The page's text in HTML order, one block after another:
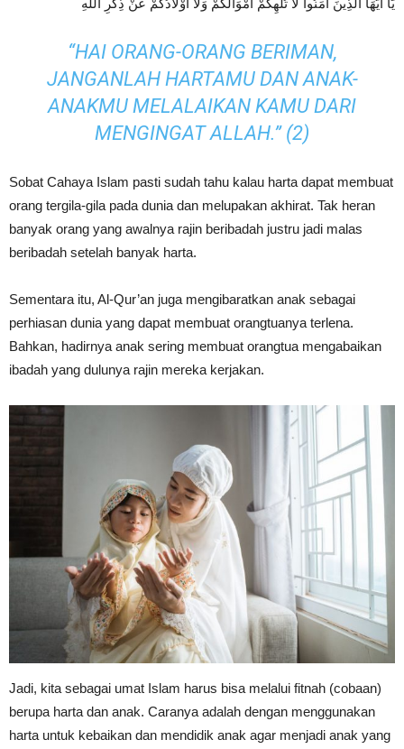
يَا أَيُّهَا الَّذِينَ آمَنُوا لَا تُلْهِكُمْ أَمْوَالُكُمْ وَلَا أَوْلَادُكُمْ عَنْ ذِكْرِ اللَّهِ
“HAI ORANG-ORANG BERIMAN,
JANGANLAH HARTAMU DAN ANAK-
ANAKMU MELALAIKAN KAMU DARI
MENGINGAT ALLAH.” (2)
Sobat Cahaya Islam pasti sudah tahu kalau harta dapat membuat
orang tergila-gila pada dunia dan melupakan akhirat. Tak heran
banyak orang yang awalnya rajin beribadah justru jadi malas
beribadah setelah banyak harta.
Sementara itu, Al-Qur’an juga mengibaratkan anak sebagai
perhiasan dunia yang dapat membuat orangtuanya terlena.
Bahkan, hadirnya anak sering membuat orangtua mengabaikan
ibadah yang dulunya rajin mereka kerjakan.
Jadi, kita sebagai umat Islam harus bisa melalui fitnah (cobaan)
berupa harta dan anak. Caranya adalah dengan menggunakan
harta untuk kebaikan dan mendidik anak agar menjadi anak yang